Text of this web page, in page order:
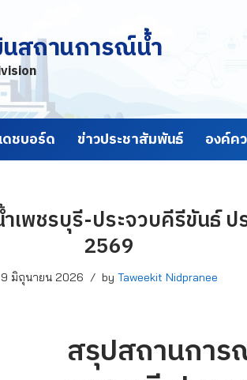
นสถานการณ์น้ำ
ชบอร์ด ข่าวประชาสัมพันธ์ องค์ค
พชรบุรี-ประจวบคีรีขันธ์ ป
2569
9 มิถุนายน 2026 by Taweekit Nidpranee
สรุปสถานการ